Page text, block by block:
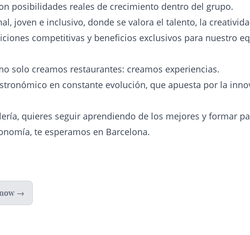
posibilidades reales de crecimiento dentro del grupo.
joven e inclusivo, donde se valora el talento, la
competitivas y beneficios exclusivos para nuestro
solo creamos restaurantes: creamos experiencias.
en constante evolución, que apuesta por la
quieres seguir aprendiendo de los mejores y formar
te esperamos en Barcelona.
→